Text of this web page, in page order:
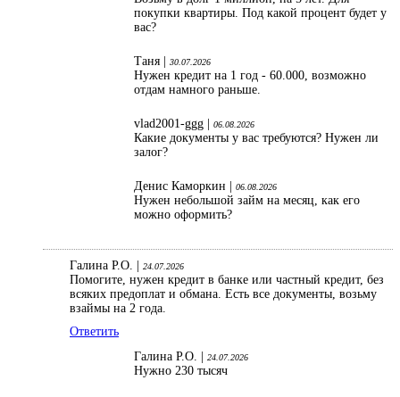
покупки квартиры. Под какой процент будет у
вас?
Таня | 30.07.2026
Нужен кредит на 1 год - 60.000, возможно
отдам намного раньше.
vlad2001-ggg | 06.08.2026
Какие документы у вас требуются? Нужен ли
залог?
Денис Каморкин | 06.08.2026
Нужен небольшой займ на месяц, как его
можно оформить?
Галина Р.О. | 24.07.2026
Помогите, нужен кредит в банке или частный кредит, без
всяких предоплат и обмана. Есть все документы, возьму
взаймы на 2 года.
Ответить
Галина Р.О. |
24.07.2026
Нужно 230 тысяч